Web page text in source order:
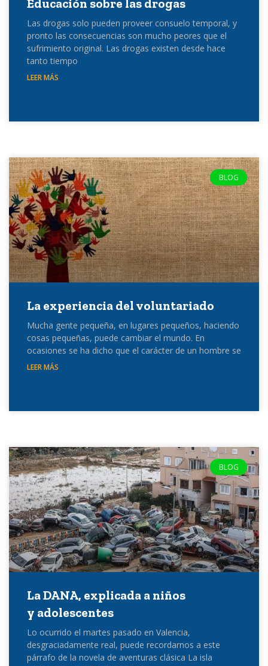
Educación sobre las drogas
Las drogas solo pueden proveer consuelo temporal, y
pronto las consecuencias son mucho peores que el
sufrimiento original. Las drogas existen desde hace
tanto tiempo
LEER MÁS
BLOG
La experiencia del voluntariado
Mucha gente pequeña, en lugares pequeños, haciendo
cosas pequeñas, puede cambiar el mundo. En
ocasiones se ha dicho que el carácter de un hombre se
LEER MÁS
BLOG
La DANA, explicada a niños
y adolescentes
Lo ocurrido el martes pasado en Valencia,
desgraciadamente real, puede recordarnos a este
párrafo de la novela de aventuras clásica La isla